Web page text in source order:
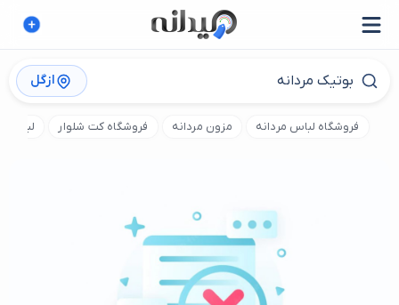
ازگل
فروشگاه لباس مردانه مزون مردانه فروشگاه کت شلوار لباس